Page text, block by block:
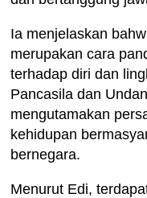
Ia menjelaskan
merupakan cara
terhadap diri dan
Pancasila dan
mengutamakan
kehidupan
bernegara.
Menurut Edi,